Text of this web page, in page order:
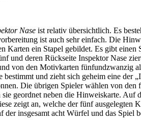
Nase ist relativ übersichtlich. Es
ist auch sehr einfach. Die
Karten ein Stapel gebildet. Es gibt
und deren Rückseite Inspektor Nase
von den Motivkarten fünfundzwanzig
bestimmt und zieht sich geheim eine der
Die übrigen Spieler wählen von
geordnet neben die Hinweiskarte. Auf
zeigt an, welche der fünf ausgelegten
der insgesamt acht Würfel und das Spiel